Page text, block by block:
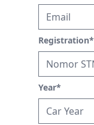
Registration*
Year*